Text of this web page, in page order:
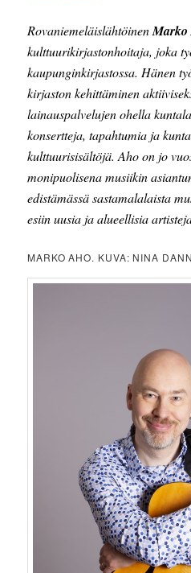
RovaniemeläislähtöinenMarko
kulttuurikirjastonhoitaja, joka
kaupunginkirjastossa. Hänen
kirjaston kehittäminen
lainauspalvelujen ohella
konsertteja, tapahtumia ja
kulttuurisisältöjä. Aho on jo
monipuolisena musiikin
edistämässä sastamalalaista
esiin uusia ja alueellisia
MARKO AHO. KUVA: NINA